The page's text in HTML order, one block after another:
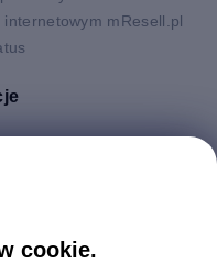
mResell.pl
cookie.